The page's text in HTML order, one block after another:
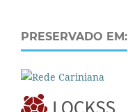
PRESERVADO EM: